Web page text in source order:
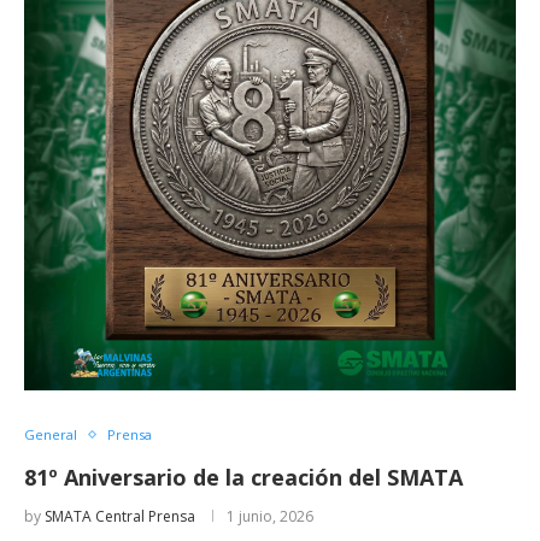
General Prensa
81º Aniversario de la creación del SMATA
by SMATA Central Prensa 1 junio, 2026